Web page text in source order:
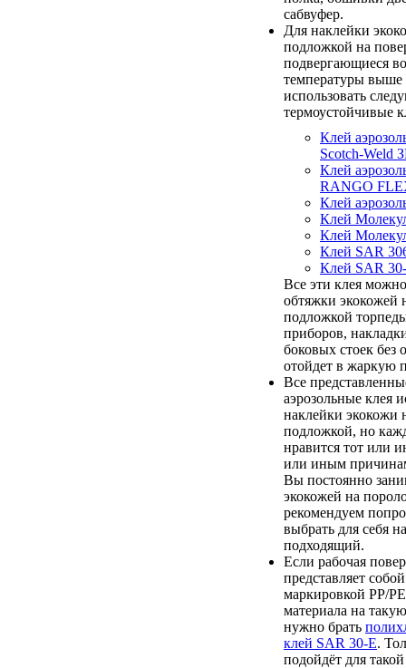
сабвуфер.
Для наклейки
подложкой на
подвергающиеся
температуры выше
использовать
термоустойчивые
Клей
Scotch-Weld
Клей
RANGO
Клей
Клей
Клей
Клей SAR
Клей SAR
Все эти клея
обтяжки экокожей
подложкой
приборов,
боковых стоек без
отойдет в жаркую
Все
аэрозольные клея
наклейки экокожи
подложкой, но
нравится тот или
или иным
Вы постоянно
экокожей на
рекомендуем
выбрать для себя
подходящий.
Если рабочая
представляет
маркировкой PP/
материала на
нужно брать
клей SAR 30-E.
подойдёт для